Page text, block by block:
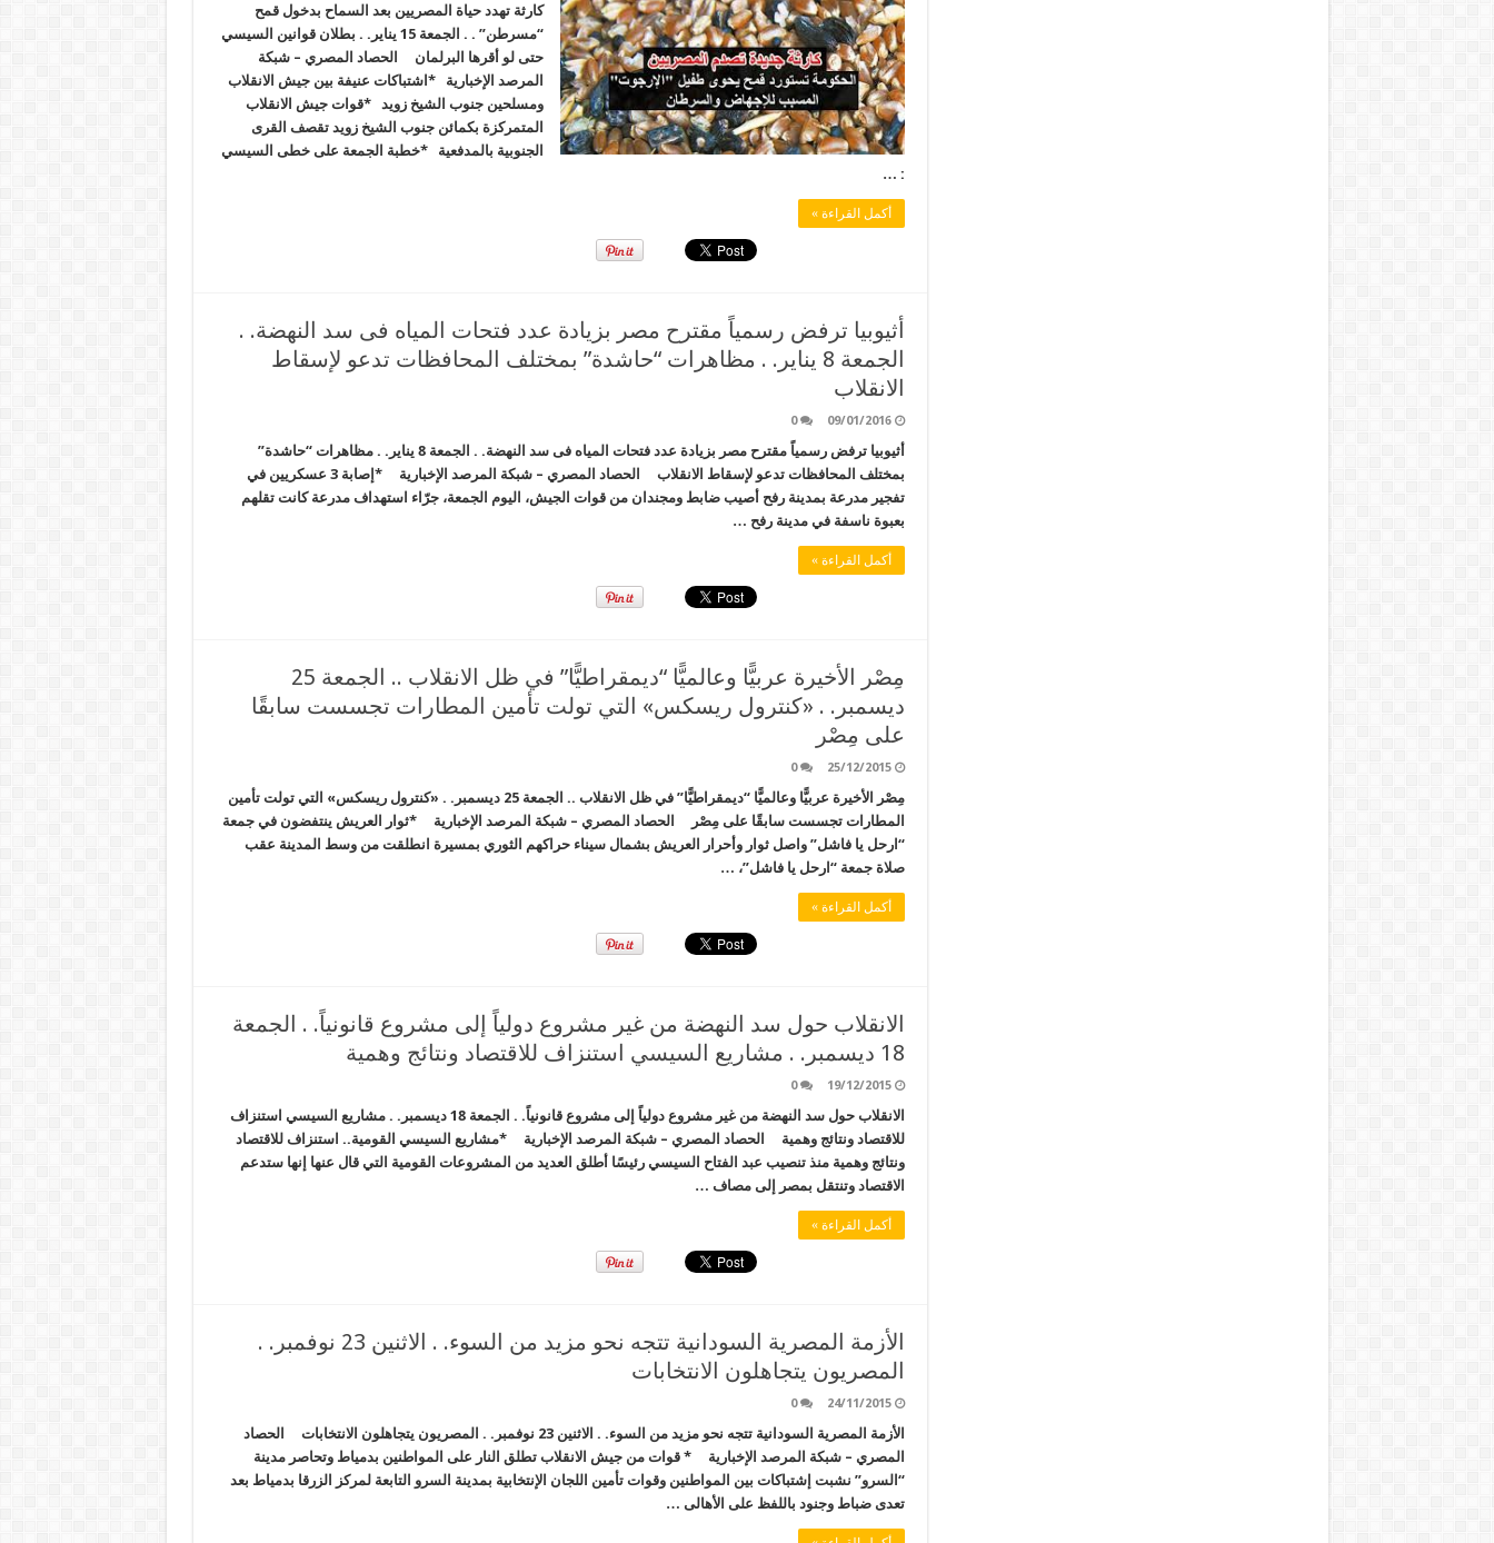
كارثة تهدد حياة المصريين بعد السماح بدخول قمح
“مسرطن” . . الجمعة 15 يناير. . بطلان قوانين السيسي
حتى لو أقرها البرلمان الحصاد المصري – شبكة
المرصد الإخبارية *اشتباكات عنيفة بين جيش الانقلاب
ومسلحين جنوب الشيخ زويد *قوات جيش الانقلاب
المتمركزة بكمائن جنوب الشيخ زويد تقصف القرى
الجنوبية بالمدفعية *خطبة الجمعة على خطى السيسي
: …
أكمل القراءة »
أثيوبيا ترفض رسمياً مقترح مصر بزيادة عدد فتحات المياه فى سد النهضة. .
الجمعة 8 يناير. . مظاهرات “حاشدة” بمختلف المحافظات تدعو لإسقاط
الانقلاب
09/01/2016
0
أثيوبيا ترفض رسمياً مقترح مصر بزيادة عدد فتحات المياه فى سد النهضة. . الجمعة 8 يناير. . مظاهرات “حاشدة”
بمختلف المحافظات تدعو لإسقاط الانقلاب الحصاد المصري – شبكة المرصد الإخبارية *إصابة 3 عسكريين في
تفجير مدرعة بمدينة رفح أصيب ضابط ومجندان من قوات الجيش، اليوم الجمعة، جرّاء استهداف مدرعة كانت تقلهم
بعبوة ناسفة في مدينة رفح …
أكمل القراءة »
مِصْر الأخيرة عربيًّا وعالميًّا “ديمقراطيًّا” في ظل الانقلاب .. الجمعة 25
ديسمبر. . «كنترول ريسكس» التي تولت تأمين المطارات تجسست سابقًا
على مِصْر
25/12/2015
0
مِصْر الأخيرة عربيًّا وعالميًّا “ديمقراطيًّا” في ظل الانقلاب .. الجمعة 25 ديسمبر. . «كنترول ريسكس» التي تولت تأمين
المطارات تجسست سابقًا على مِصْر الحصاد المصري – شبكة المرصد الإخبارية *ثوار العريش ينتفضون في جمعة
“ارحل يا فاشل” واصل ثوار وأحرار العريش بشمال سيناء حراكهم الثوري بمسيرة انطلقت من وسط المدينة عقب
صلاة جمعة “ارحل يا فاشل”، …
أكمل القراءة »
الانقلاب حول سد النهضة من غير مشروع دولياً إلى مشروع قانونياً. . الجمعة
18 ديسمبر. . مشاريع السيسي استنزاف للاقتصاد ونتائج وهمية
19/12/2015
0
الانقلاب حول سد النهضة من غير مشروع دولياً إلى مشروع قانونياً. . الجمعة 18 ديسمبر. . مشاريع السيسي استنزاف
للاقتصاد ونتائج وهمية الحصاد المصري – شبكة المرصد الإخبارية *مشاريع السيسي القومية.. استنزاف للاقتصاد
ونتائج وهمية منذ تنصيب عبد الفتاح السيسي رئيسًا أطلق العديد من المشروعات القومية التي قال عنها إنها ستدعم
الاقتصاد وتنتقل بمصر إلى مصاف …
أكمل القراءة »
الأزمة المصرية السودانية تتجه نحو مزيد من السوء. . الاثنين 23 نوفمبر. .
المصريون يتجاهلون الانتخابات
24/11/2015
0
الأزمة المصرية السودانية تتجه نحو مزيد من السوء. . الاثنين 23 نوفمبر. . المصريون يتجاهلون الانتخابات الحصاد
المصري – شبكة المرصد الإخبارية * قوات من جيش الانقلاب تطلق النار على المواطنين بدمياط وتحاصر مدينة
“السرو” نشبت إشتباكات بين المواطنين وقوات تأمين اللجان الإنتخابية بمدينة السرو التابعة لمركز الزرقا بدمياط بعد
تعدى ضباط وجنود باللفظ على الأهالى …